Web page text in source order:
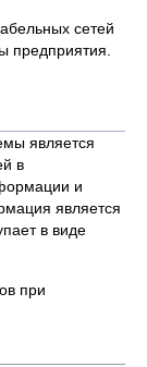
сетей
предприятия.
является
в
и
является
в виде
при